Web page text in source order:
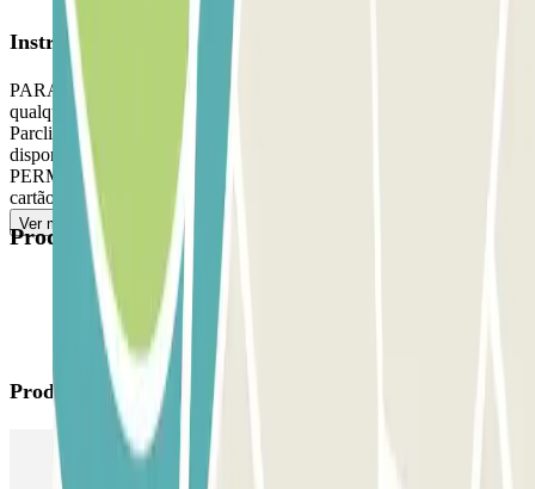
Instruções
PARA ABRIR A BARREIRA: guarde o ticket. Estacione em
qualquer lugar livre. Dirija-se ao balcão do parque com a sua reserva
Parclick e o ticket. PARA SAIR: utilize o cartão/comando
disponibilizado pelo pessoal de atendimento. SE O SEU PASSE
PERMITE ENTRADAS E SAIDAS ILIMITADAS: utilize o
cartão/comando disponibilizado pelo pessoal de atendimento.
Ver mais
Produtos disponíveis
Produtos Parclick